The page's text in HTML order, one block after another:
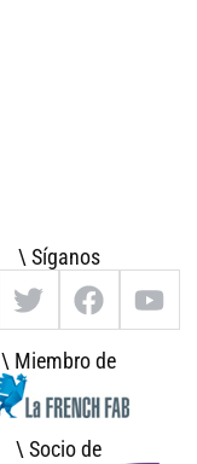
\ Síganos
\ Miembro de
\ Socio de